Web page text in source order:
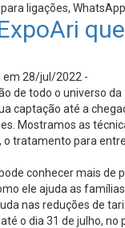
ligações,
em 28/jul/2022 -
de todo o universo da
captação até a
Mostramos as
o tratamento para
conhecer mais de
ele ajuda as
nas reduções de
o dia 31 de julho, no